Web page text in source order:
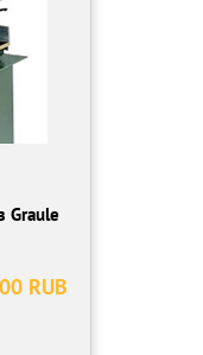
Graule
RUB